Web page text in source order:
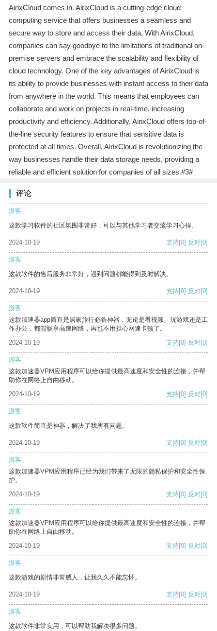
AirixCloud comes in. AirixCloud is a cutting-edge cloud
computing service that offers businesses a seamless and
secure way to store and access their data. With AirixCloud,
companies can say goodbye to the limitations of traditional on-
premise servers and embrace the scalability and flexibility of
cloud technology. One of the key advantages of AirixCloud is
its ability to provide businesses with instant access to their data
from anywhere in the world. This means that employees can
collaborate and work on projects in real-time, increasing
productivity and efficiency. Additionally, AirixCloud offers top-of-
the-line security features to ensure that sensitive data is
protected at all times. Overall, AirixCloud is revolutionizing the
way businesses handle their data storage needs, providing a
reliable and efficient solution for companies of all sizes.#3#
评论
游客
这款学习软件的社区氛围非常好，可以与其他学习者交流学习心得。
2024-10-19 支持[0] 反对[0]
游客
这款软件的售后服务非常好，遇到问题都能得到及时解决。
2024-10-19 支持[0] 反对[0]
游客
这款加速器app简直是居家旅行必备神器，无论是看视频、玩游戏还是工
作办公，都能畅享高速网络，再也不用担心网速卡顿了。
2024-10-19
支持[0] 反对[0]
游客
这款加速器VPM应用程序可以给你提供最高速度和安全性的连接，并帮
助你在网络上自由移动。
2024-10-19
支持[0] 反对[0]
游客
这款软件简直是神器，解决了我所有问题。
2024-10-19 支持[0] 反对[0]
游客
这款加速器VPM应用程序已经为我们带来了无限的隐私保护和安全性保
护。
2024-10-19
支持[0] 反对[0]
游客
这款加速器VPM应用程序可以给你提供最高速度和安全性的连接，并帮
助你在网络上自由移动。
2024-10-19
支持[0] 反对[0]
游客
这款游戏的剧情非常感人，让我久久不能忘怀。
2024-10-19 支持[0] 反对[0]
游客
这款软件非常实用，可以帮助我解决很多问题。